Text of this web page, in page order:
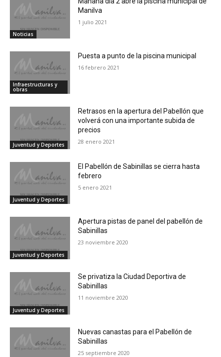
Noticias
Manilva
1 julio 2021
Infraestructuras y
obras
Puesta a punto de la piscina municipal
16 febrero 2021
Juventud y Deportes
Retrasos en la apertura del Pabellón que
volverá con una importante subida de
precios
28 enero 2021
Juventud y Deportes
El Pabellón de Sabinillas se cierra hasta
febrero
5 enero 2021
Juventud y Deportes
Apertura pistas de panel del pabellón de
Sabinillas
23 noviembre 2020
Juventud y Deportes
Se privatiza la Ciudad Deportiva de
Sabinillas
11 noviembre 2020
Nuevas canastas para el Pabellón de
Sabinillas
25 septiembre 2020